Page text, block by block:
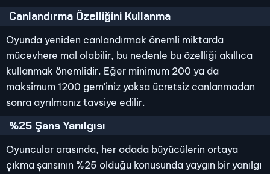
Canlandırma Özelliğini Kullanma
Oyunda yeniden canlandırmak önemli miktarda
mücevhere mal olabilir, bu nedenle bu özelliği akıllıca
kullanmak önemlidir. Eğer minimum 200 ya da
maksimum 1200 gem'iniz yoksa ücretsiz canlanmadan
sonra ayrılmanız tavsiye edilir.
%25 Şans Yanılgısı
Oyuncular arasında, her odada büyücülerin ortaya
çıkma şansının %25 olduğu konusunda yaygın bir yanılgı